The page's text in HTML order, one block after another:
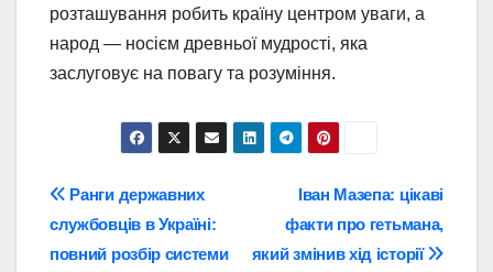
розташування робить країну центром уваги, а
народ — носієм древньої мудрості, яка
заслуговує на повагу та розуміння.
Навігація
записів
Іван Мазепа: цікаві
факти про гетьмана,
який змінив хід історії
Ранги державних
службовців в Україні:
повний розбір системи